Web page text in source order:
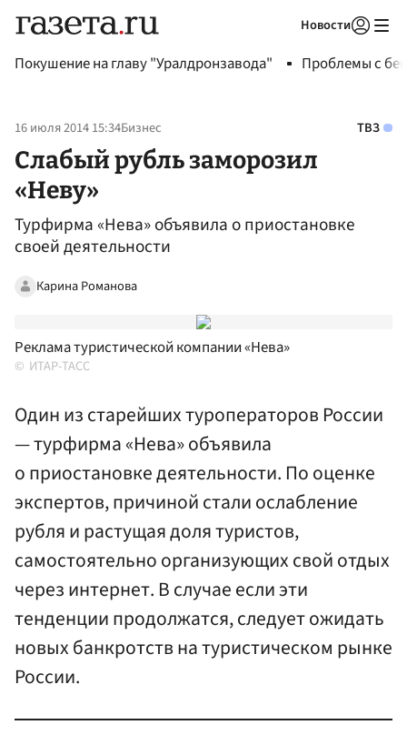
Новости
Покушение на главу "Уралдронзавода" Проблемы с
16 июля 2014 15:34Бизнес ТВЗ
Слабый рубль заморозил
«Неву»
Турфирма «Нева» объявила о приостановке
своей деятельности
Карина Романова
Реклама туристической компании «Нева»
ИТАР-ТАСС
Один из старейших туроператоров России
— турфирма «Нева» объявила
о приостановке деятельности. По оценке
экспертов, причиной стали ослабление
рубля и растущая доля туристов,
самостоятельно организующих свой отдых
через интернет. В случае если эти
тенденции продолжатся, следует ожидать
новых банкротств на туристическом рынке
России.